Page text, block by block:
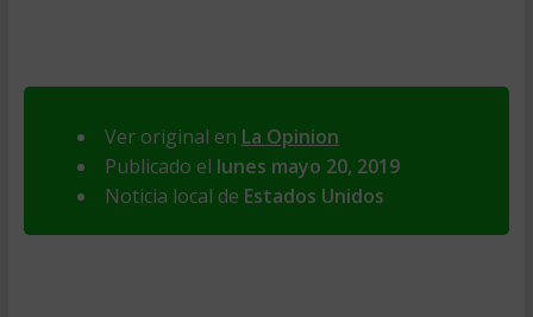
Ver original en La Opinion
Publicado el lunes mayo 20, 2019
Noticia local de Estados Unidos